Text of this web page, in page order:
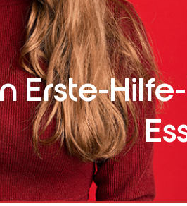
Erste-